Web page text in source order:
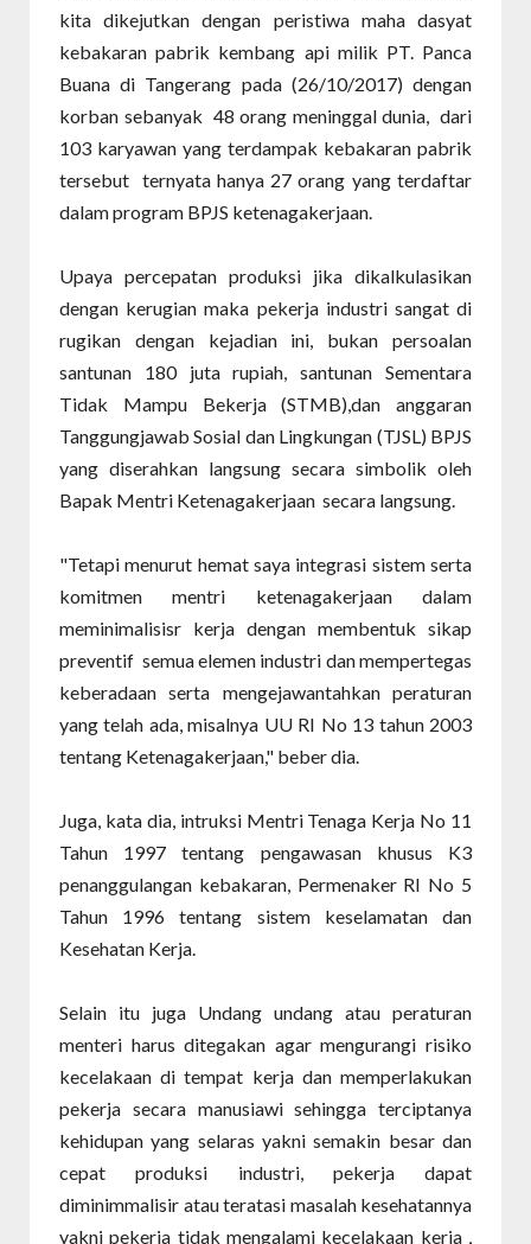
kita dikejutkan dengan peristiwa maha dasyat
kebakaran pabrik kembang api milik PT. Panca
Buana di Tangerang pada (26/10/2017) dengan
korban sebanyak 48 orang meninggal dunia, dari
103 karyawan yang terdampak kebakaran pabrik
tersebut ternyata hanya 27 orang yang terdaftar
dalam program BPJS ketenagakerjaan.
Upaya percepatan produksi jika dikalkulasikan
dengan kerugian maka pekerja industri sangat di
rugikan dengan kejadian ini, bukan persoalan
santunan 180 juta rupiah, santunan Sementara
Tidak Mampu Bekerja (STMB),dan anggaran
Tanggungjawab Sosial dan Lingkungan (TJSL) BPJS
yang diserahkan langsung secara simbolik oleh
Bapak Mentri Ketenagakerjaan secara langsung.
"Tetapi menurut hemat saya integrasi sistem serta
komitmen mentri ketenagakerjaan dalam
meminimalisisr kerja dengan membentuk sikap
preventif semua elemen industri dan mempertegas
keberadaan serta mengejawantahkan peraturan
yang telah ada, misalnya UU RI No 13 tahun 2003
tentang Ketenagakerjaan," beber dia.
Juga, kata dia, intruksi Mentri Tenaga Kerja No 11
Tahun 1997 tentang pengawasan khusus K3
penanggulangan kebakaran, Permenaker RI No 5
Tahun 1996 tentang sistem keselamatan dan
Kesehatan Kerja.
Selain itu juga Undang undang atau peraturan
menteri harus ditegakan agar mengurangi risiko
kecelakaan di tempat kerja dan memperlakukan
pekerja secara manusiawi sehingga terciptanya
kehidupan yang selaras yakni semakin besar dan
cepat produksi industri, pekerja dapat
diminimmalisir atau teratasi masalah kesehatannya
yakni pekerja tidak mengalami kecelakaan kerja ,